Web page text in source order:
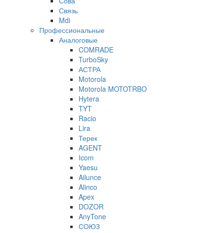
Связь
Mdi
Профессиональные
Аналоговые
COMRADE
TurboSky
АСТРА
Motorola
Motorola MOTOTRBO
Hytera
TYT
Racio
Lira
Терек
AGENT
Icom
Yaesu
Ailunce
Alinco
Apex
DOZOR
AnyTone
СОЮЗ